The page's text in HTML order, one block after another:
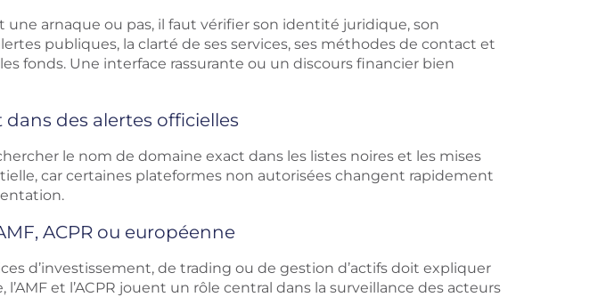
une arnaque ou pas, il faut vérifier son identité juridique, son
publiques, la clarté de ses services, ses méthodes de contact et
fonds. Une interface rassurante ou un discours financier bien
des alertes officielles
le nom de domaine exact dans les listes noires et les mises
car certaines plateformes non autorisées changent rapidement
ACPR ou européenne
d’investissement, de trading ou de gestion d’actifs doit expliquer
et l’ACPR jouent un rôle central dans la surveillance des acteurs